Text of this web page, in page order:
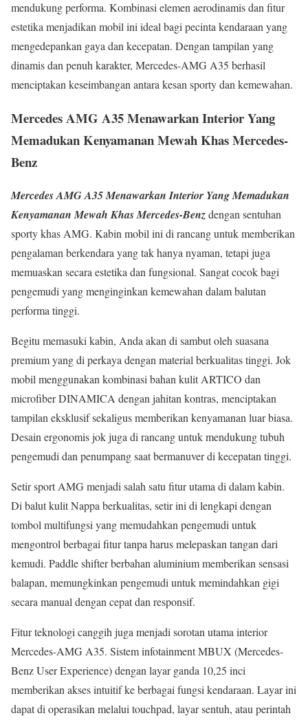
mendukung performa. Kombinasi elemen aerodinamis dan fitur
estetika menjadikan mobil ini ideal bagi pecinta kendaraan yang
mengedepankan gaya dan kecepatan. Dengan tampilan yang
dinamis dan penuh karakter, Mercedes-AMG A35 berhasil
menciptakan keseimbangan antara kesan sporty dan kemewahan.
Mercedes AMG A35 Menawarkan Interior Yang
Memadukan Kenyamanan Mewah Khas Mercedes-
Benz
Mercedes AMG A35 Menawarkan Interior Yang Memadukan
Kenyamanan Mewah Khas Mercedes-Benzdengan sentuhan
sporty khas AMG. Kabin mobil ini di rancang untuk memberikan
pengalaman berkendara yang tak hanya nyaman, tetapi juga
memuaskan secara estetika dan fungsional. Sangat cocok bagi
pengemudi yang menginginkan kemewahan dalam balutan
performa tinggi.
Begitu memasuki kabin, Anda akan di sambut oleh suasana
premium yang di perkaya dengan material berkualitas tinggi. Jok
mobil menggunakan kombinasi bahan kulit ARTICO dan
microfiber DINAMICA dengan jahitan kontras, menciptakan
tampilan eksklusif sekaligus memberikan kenyamanan luar biasa.
Desain ergonomis jok juga di rancang untuk mendukung tubuh
pengemudi dan penumpang saat bermanuver di kecepatan tinggi.
Setir sport AMG menjadi salah satu fitur utama di dalam kabin.
Di balut kulit Nappa berkualitas, setir ini di lengkapi dengan
tombol multifungsi yang memudahkan pengemudi untuk
mengontrol berbagai fitur tanpa harus melepaskan tangan dari
kemudi. Paddle shifter berbahan aluminium memberikan sensasi
balapan, memungkinkan pengemudi untuk memindahkan gigi
secara manual dengan cepat dan responsif.
Fitur teknologi canggih juga menjadi sorotan utama interior
Mercedes-AMG A35. Sistem infotainment MBUX (Mercedes-
Benz User Experience) dengan layar ganda 10,25 inci
memberikan akses intuitif ke berbagai fungsi kendaraan. Layar ini
dapat di operasikan melalui touchpad, layar sentuh, atau perintah